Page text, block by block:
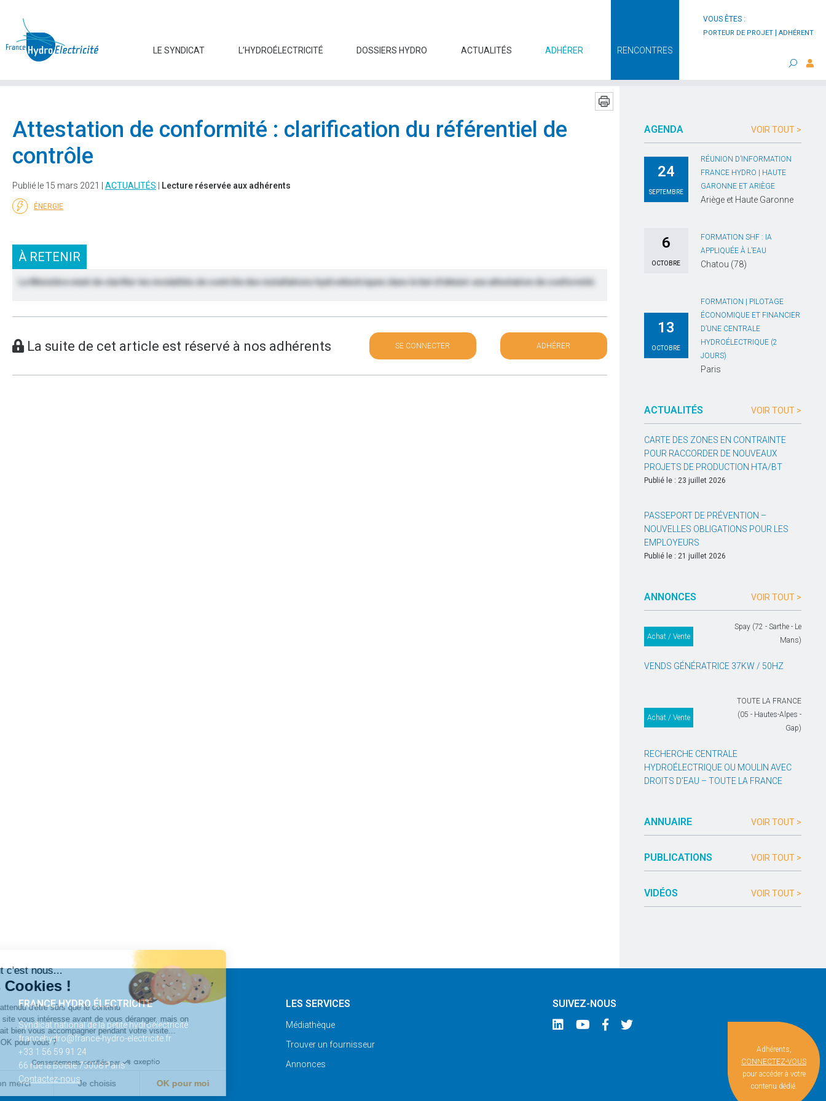
VOUS ÊTES :
PORTEUR DE PROJET ADHÉRENT
LE SYNDICAT L’HYDROÉLECTRICITÉ DOSSIERS HYDRO ACTUALITÉS ADHÉRER RENCONTRES
Attestation de conformité : clarification du référentiel de
contrôle
Publié le 15 mars 2021 | ACTUALITÉS Lecture réservée aux adhérents
ÉNERGIE
À RETENIR
Le Ministère vient de clarifier les modalités de contrôle des installations hydroélectriques dans le but d’obtenir une attestation de conformité.
La suite de cet article est réservé à nos adhérents SE CONNECTER ADHÉRER
AGENDA VOIR TOUT >
24
SEPTEMBRE
RÉUNION D’INFORMATION
FRANCE HYDRO | HAUTE
GARONNE ET ARIÈGE
Ariège et Haute Garonne
6
OCTOBRE
FORMATION SHF : IA
APPLIQUÉE À L’EAU
Chatou (78)
13
OCTOBRE
FORMATION | PILOTAGE
ÉCONOMIQUE ET FINANCIER
D’UNE CENTRALE
HYDROÉLECTRIQUE (2
JOURS)
Paris
ACTUALITÉS VOIR TOUT >
CARTE DES ZONES EN CONTRAINTE
POUR RACCORDER DE NOUVEAUX
PROJETS DE PRODUCTION HTA/BT
Publié le : 23 juillet 2026
PASSEPORT DE PRÉVENTION –
NOUVELLES OBLIGATIONS POUR LES
EMPLOYEURS
Publié le : 21 juillet 2026
ANNONCES VOIR TOUT >
Achat / Vente
Spay (72 - Sarthe - Le
Mans)
VENDS GÉNÉRATRICE 37KW / 50HZ
Achat / Vente
TOUTE LA FRANCE
(05 - Hautes-Alpes -
Gap)
RECHERCHE CENTRALE
HYDROÉLECTRIQUE OU MOULIN AVEC
DROITS D’EAU – TOUTE LA FRANCE
ANNUAIRE VOIR TOUT >
PUBLICATIONS VOIR TOUT >
VIDÉOS VOIR TOUT >
FRANCE HYDRO ÉLECTRICITÉ
Syndicat national de la petite hydroélectricité
francehydro@france-hydro-electricite.fr
+33 1 56 59 91 24
66 rue la Boétie 75008 Paris
Contactez-nous
LES SERVICES
Médiathèque
Trouver un fournisseur
Annonces
SUIVEZ-NOUS
Adhérents,
CONNECTEZ-VOUS
pour accéder à votre
contenu dédié.
Salut c'est nous...
les Cookies !
On a attendu d'être sûrs que le contenu
de ce site vous intéresse avant de vous déranger, mais on
aimerait bien vous accompagner pendant votre visite...
C'est OK pour vous ?
Consentements certifiés par
Non merci Je choisis OK pour moi